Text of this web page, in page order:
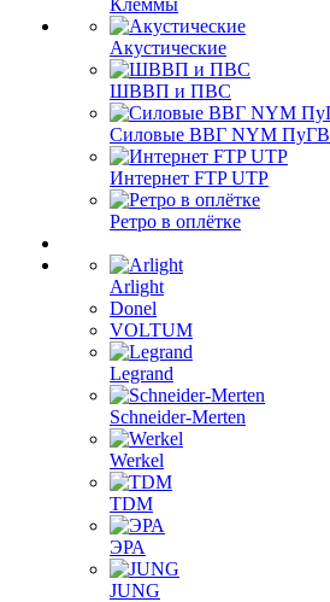
Клеммы
Акустические
ШВВП и ПВС
Силовые ВВГ NYM ПуГВ
Интернет FTP UTP
Ретро в оплётке
Arlight
Donel
VOLTUM
Legrand
Schneider-Merten
Werkel
TDM
ЭРА
JUNG